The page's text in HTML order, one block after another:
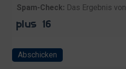
Spam-Check: Das Ergebnis von
Abschicken